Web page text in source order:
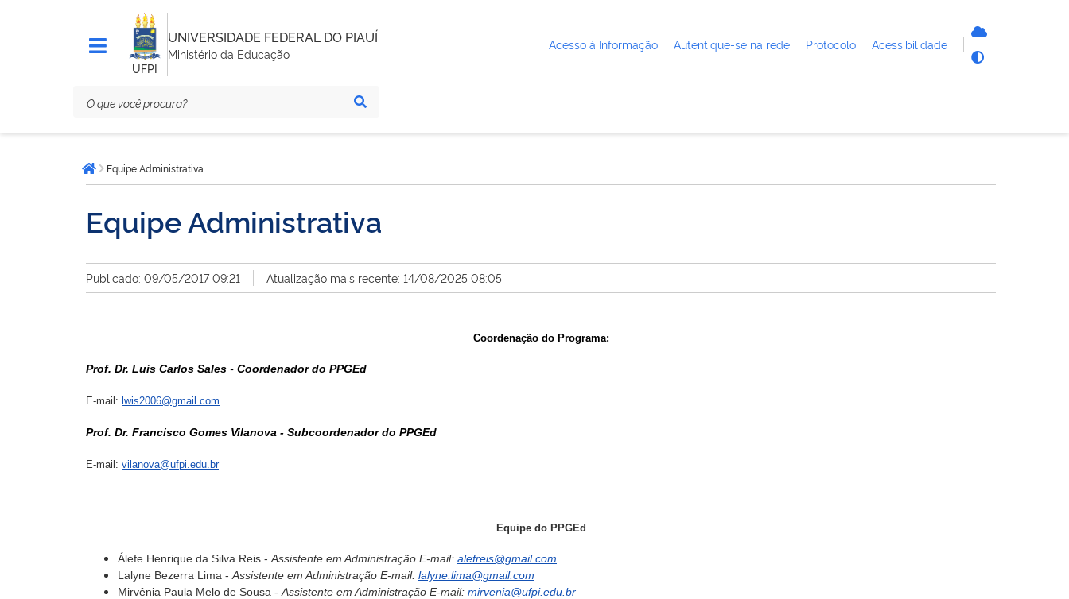
UFPI
UNIVERSIDADE FEDERAL DO PIAUÍ
Ministério da Educação
Acesso à Informação Autentique-se na rede Protocolo Acessibilidade
está
aqui:Página inicial
Equipe Administrativa
Equipe Administrativa
Publicado: 09/05/2017 09:21 Atualização mais recente: 14/08/2025 08:05
Coordenação do Programa:
Prof. Dr. Luís Carlos Sales - Coordenador do PPGEd
E-mail: lwis2006@gmail.com
Prof. Dr. Francisco Gomes Vilanova - Subcoordenador do PPGEd
E-mail: vilanova@ufpi.edu.br
Equipe do PPGEd
Álefe Henrique da Silva Reis - Assistente em Administração E-mail: alefreis@gmail.com
Lalyne Bezerra Lima - Assistente em Administração E-mail: lalyne.lima@gmail.com
Mirvênia Paula Melo de Sousa - Assistente em Administração E-mail: mirvenia@ufpi.edu.br